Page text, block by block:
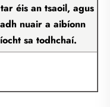
éis an tsaoil, agus
nuair a aibíonn
sa todhchaí.